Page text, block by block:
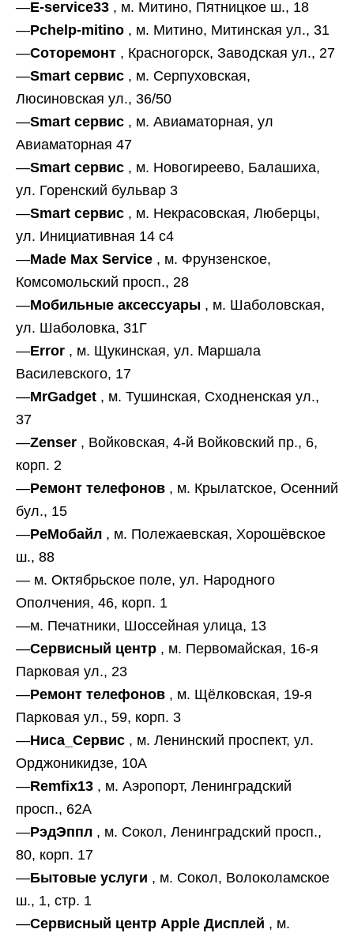
—E-service33 , м. Митино, Пятницкое ш., 18
—Pchelp-mitino , м. Митино, Митинская ул., 31
—Соторемонт , Красногорск, Заводская ул., 27
—Smart сервис , м. Серпуховская,
Люсиновская ул., 36/50
—Smart сервис , м. Авиаматорная, ул
Авиаматорная 47
—Smart сервис , м. Новогиреево, Балашиха,
ул. Горенский бульвар 3
—Smart сервис , м. Некрасовская, Люберцы,
ул. Инициативная 14 с4
—Made Max Service , м. Фрунзенское,
Комсомольский просп., 28
—Мобильные аксессуары , м. Шаболовская,
ул. Шаболовка, 31Г
—Error , м. Щукинская, ул. Маршала
Василевского, 17
—MrGadget , м. Тушинская, Сходненская ул.,
37
—Zenser , Войковская, 4-й Войковский пр., 6,
корп. 2
—Ремонт телефонов , м. Крылатское, Осенний
бул., 15
—РеМобайл , м. Полежаевская, Хорошёвское
ш., 88
— м. Октябрьское поле, ул. Народного
Ополчения, 46, корп. 1
—м. Печатники, Шоссейная улица, 13
—Сервисный центр , м. Первомайская, 16-я
Парковая ул., 23
—Ремонт телефонов , м. Щёлковская, 19-я
Парковая ул., 59, корп. 3
—Ниса_Сервис , м. Ленинский проспект, ул.
Орджоникидзе, 10А
—Remfix13 , м. Аэропорт, Ленинградский
просп., 62А
—РэдЭппл , м. Сокол, Ленинградский просп.,
80, корп. 17
—Бытовые услуги , м. Сокол, Волоколамское
ш., 1, стр. 1
—Сервисный центр Apple Дисплей , м.